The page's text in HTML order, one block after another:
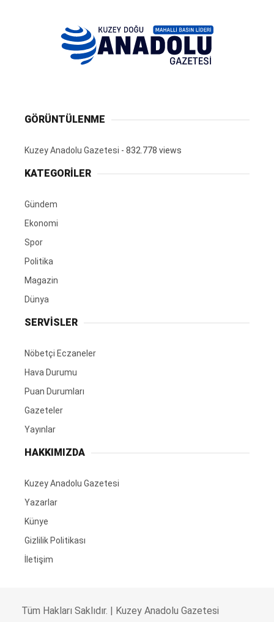
GÖRÜNTÜLENME
Kuzey Anadolu Gazetesi - 832.778 views
KATEGORİLER
Gündem
Ekonomi
Spor
Politika
Magazin
Dünya
SERVİSLER
Nöbetçi Eczaneler
Hava Durumu
Puan Durumları
Gazeteler
Yayınlar
HAKKIMIZDA
Kuzey Anadolu Gazetesi
Yazarlar
Künye
Gizlilik Politikası
İletişim
Tüm Hakları Saklıdır. | Kuzey Anadolu Gazetesi